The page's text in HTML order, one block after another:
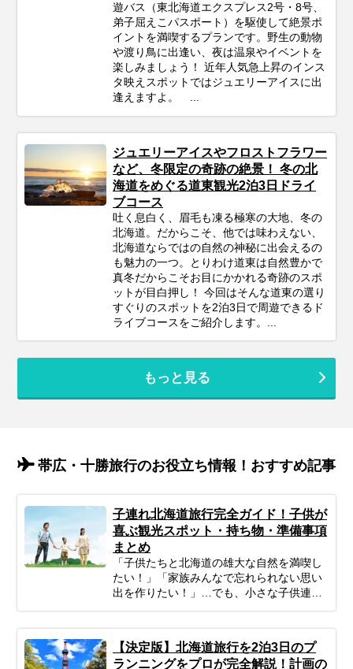
遊バス（東北海道エクスプレス2号・8号、
弟子屈えこパスポート）を駆使して絶景ポ
イントを満喫するプランです。野生の動物
や渡り鳥に出逢い、夜は温泉やイベントを
楽しみましょう！ 近年人気急上昇のインス
タ映えスポットではジュエリーアイスに出
逢えますよ。 ...
ジュエリーアイスやフロストフラワー
など、冬限定の奇跡の絶景！ 冬の北
海道をめぐる道東観光2泊3日ドライ
ブコース
吐く息白く、眉毛も凍る極寒の大地、冬の
北海道。だからこそ、他では味わえない、
北海道ならではの自然の神秘に出会えるの
も魅力の一つ。とりわけ道東は自然豊かで
真冬だからこそお目にかかれる奇跡のスポ
ットが目白押し！ 今回はそんな道東の選り
すぐりのスポットを2泊3日で周遊できるド
ライブコースをご紹介します。...
もっと見る
帯広・十勝旅行のお役立ち情報！おすすめ記事
子連れ北海道旅行完全ガイド！子供が
喜ぶ観光スポット・持ち物・準備事項
まとめ
「子供たちと北海道の雄大な自然を満喫し
たい！」「家族みんなで忘れられない思い
出を作りたい！」…でも、小さな子供連れ
計画すれば、子連れ北海道旅行は最高の体
【決定版】北海道旅行を2泊3日のプ
ランニングをプロが完全解説！計画の